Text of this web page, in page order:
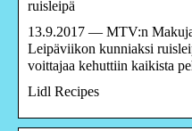
ruisleipä
13.9.2017 — MTV:n
Leipäviikon kunniaksi
voittajaa kehuttiin kaikista
Lidl Recipes